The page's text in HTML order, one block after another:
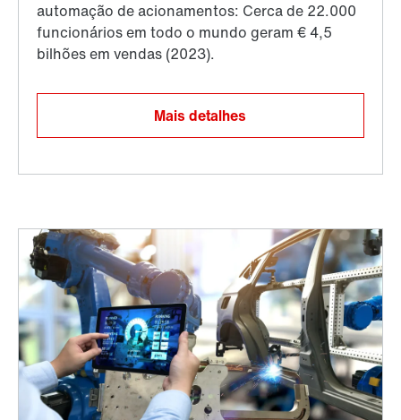
Mais detalhes